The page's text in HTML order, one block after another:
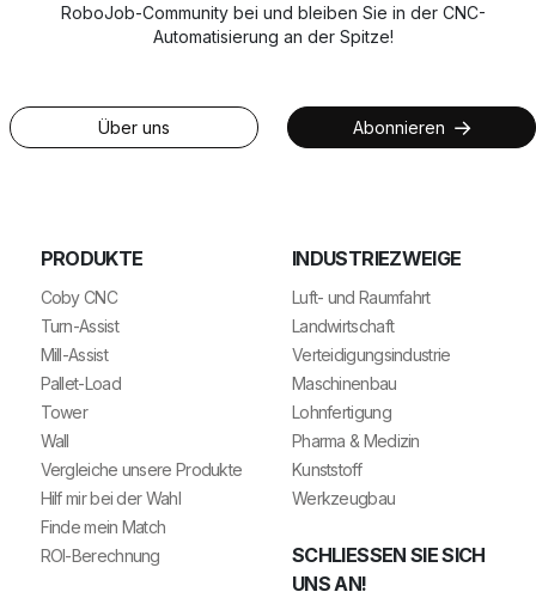
RoboJob-Community bei und bleiben Sie in der CNC-
Automatisierung an der Spitze!
Über uns Abonnieren
PRODUKTE
Coby CNC
Turn-Assist
Mill-Assist
Pallet-Load
Tower
Wall
Vergleiche unsere Produkte
Hilf mir bei der Wahl
Finde mein Match
ROI-Berechnung
INDUSTRIEZWEIGE
Luft- und Raumfahrt
Landwirtschaft
Verteidigungsindustrie
Maschinenbau
Lohnfertigung
Pharma & Medizin
Kunststoff
Werkzeugbau
SCHLIESSEN SIE SICH U
NS AN!